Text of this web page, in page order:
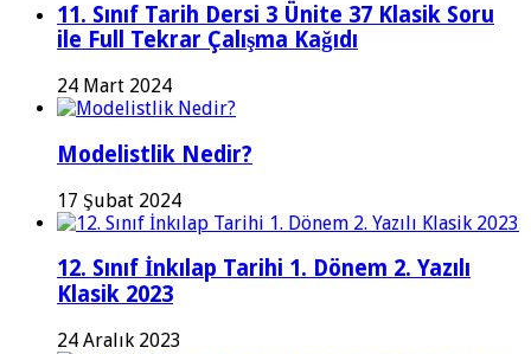
11. Sınıf Tarih Dersi 3 Ünite 37 Klasik Soru
ile Full Tekrar Çalışma Kağıdı
24 Mart 2024
Modelistlik Nedir?
17 Şubat 2024
12. Sınıf İnkılap Tarihi 1. Dönem 2. Yazılı
Klasik 2023
24 Aralık 2023